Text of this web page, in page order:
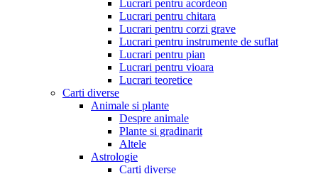
Lucrari pentru acordeon
Lucrari pentru chitara
Lucrari pentru corzi grave
Lucrari pentru instrumente de suflat
Lucrari pentru pian
Lucrari pentru vioara
Lucrari teoretice
Carti diverse
Animale si plante
Despre animale
Plante si gradinarit
Altele
Astrologie
Carti diverse